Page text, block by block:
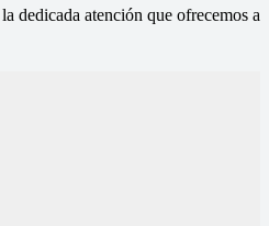
dedicada atención que ofrecemos a